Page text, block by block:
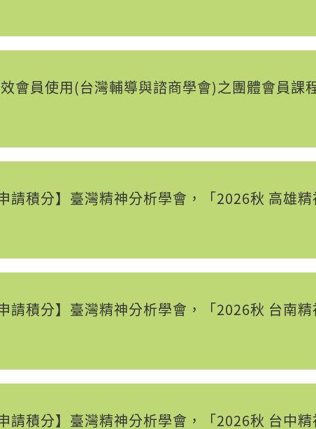
會員使用(台灣輔導與諮商學會)之團體會員課
請積分】臺灣精神分析學會，「2026秋 高雄
請積分】臺灣精神分析學會，「2026秋 台南
請積分】臺灣精神分析學會，「2026秋 台中